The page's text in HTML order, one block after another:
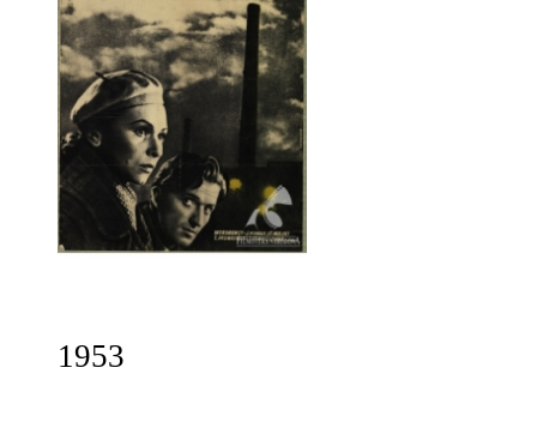
1953